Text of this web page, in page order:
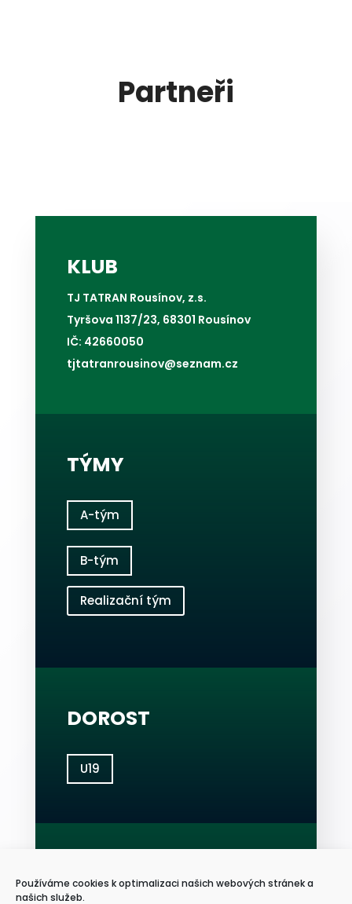
Používáme cookies k optimalizaci našich webových stránek a
našich služeb.
Partneři
KLUB
TJ TATRAN Rousínov, z.s.
Tyršova 1137/23, 68301 Rousínov
IČ: 42660050
tjtatranrousinov@seznam.cz
TÝMY
A-tým
B-tým
Realizační tým
DOROST
U19
ŽÁCI